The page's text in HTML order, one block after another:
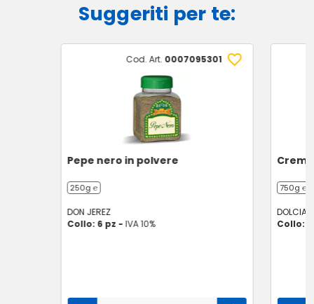
Suggeriti per te:
Cod. Art. 0007095301
Pepe nero in polvere
250g ℮
DON JEREZ
Collo: 6 pz - IVA 10%
750g ℮
Collo: